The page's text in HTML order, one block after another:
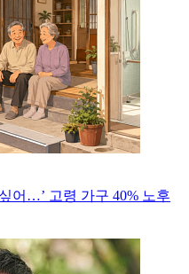
어…’ 고령 가구 40% 노후